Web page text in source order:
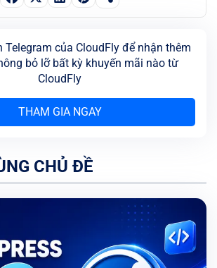
Telegram của CloudFly để nhận thêm
bỏ lỡ bất kỳ khuyến mãi nào từ
CloudFly
THAM GIA NGAY
CHỦ ĐỀ